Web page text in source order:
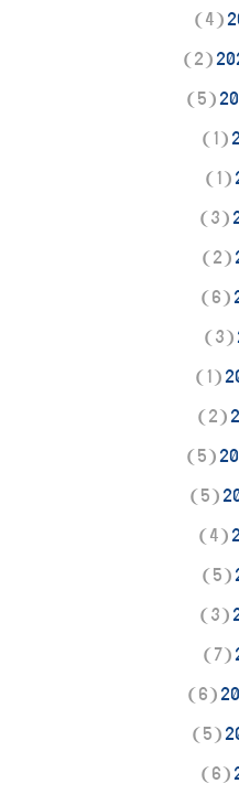
(4)
(2)
(5)
(1)
(1)
(3)
(2)
(6)
(3)
(1)
(2)
(5)
(5)
(4)
(5)
(3)
(7)
(6)
(5)
(6)